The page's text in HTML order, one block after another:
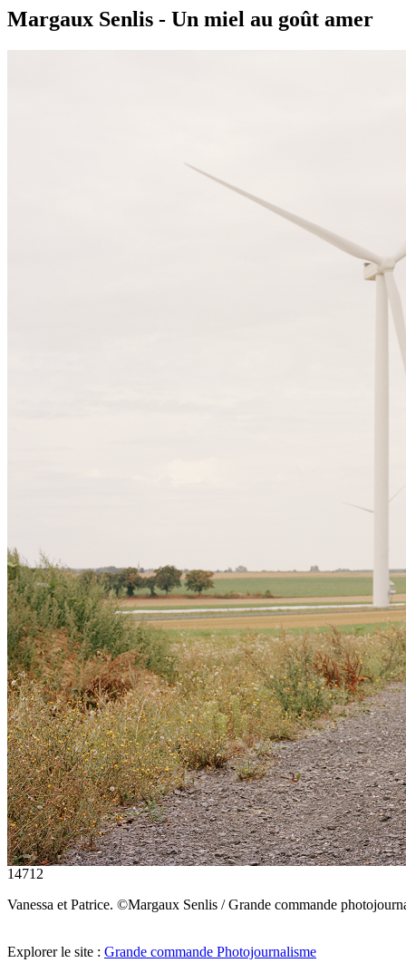
Margaux Senlis - Un miel au goût amer
14712
Vanessa et Patrice. ©Margaux Senlis / Grande commande
Explorer le site : Grande commande Photojournalisme